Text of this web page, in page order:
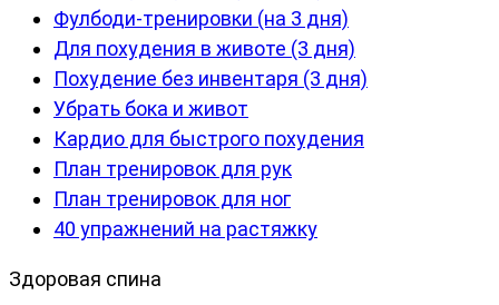
Фулбоди-тренировки (на 3 дня)
Для похудения в животе (3 дня)
Похудение без инвентаря (3 дня)
Убрать бока и живот
Кардио для быстрого похудения
План тренировок для рук
План тренировок для ног
40 упражнений на растяжку
Здоровая спина